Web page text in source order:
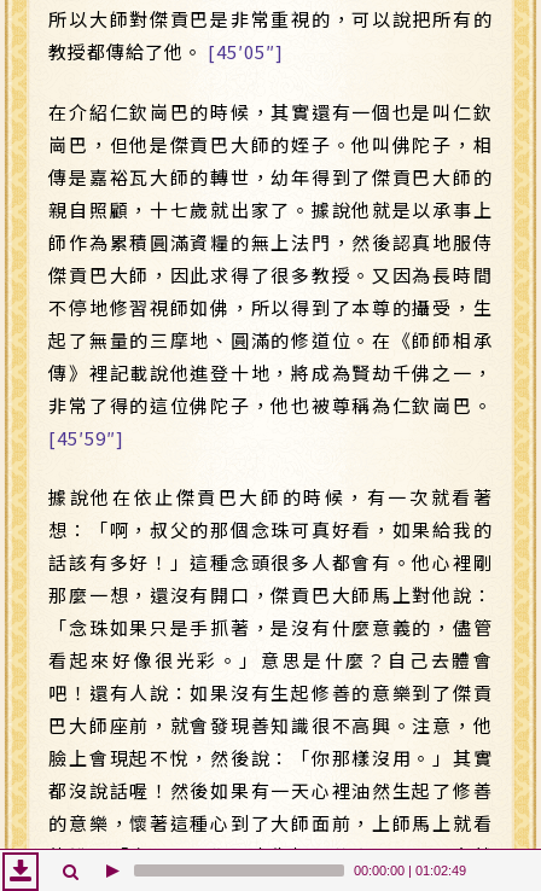
所以大師對傑貢巴是非常重視的，可以說把所有的
教授都傳給了他。 [45′05″]
在介紹仁欽崗巴的時候，其實還有一個也是叫仁欽
崗巴，但他是傑貢巴大師的姪子。他叫佛陀子，相
傳是嘉裕瓦大師的轉世，幼年得到了傑貢巴大師的
親自照顧，十七歲就出家了。據說他就是以承事上
師作為累積圓滿資糧的無上法門，然後認真地服侍
傑貢巴大師，因此求得了很多教授。又因為長時間
不停地修習視師如佛，所以得到了本尊的攝受，生
起了無量的三摩地、圓滿的修道位。在《師師相承
傳》裡記載說他進登十地，將成為賢劫千佛之一，
非常了得的這位佛陀子，他也被尊稱為仁欽崗巴。
[45′59″]
據說他在依止傑貢巴大師的時候，有一次就看著
想：「啊，叔父的那個念珠可真好看，如果給我的
話該有多好！」這種念頭很多人都會有。他心裡剛
那麼一想，還沒有開口，傑貢巴大師馬上對他說：
「念珠如果只是手抓著，是沒有什麼意義的，儘管
看起來好像很光彩。」意思是什麼？自己去體會
吧！還有人說：如果沒有生起修善的意樂到了傑貢
巴大師座前，就會發現善知識很不高興。注意，他
臉上會現起不悅，然後說：「你那樣沒用。」其實
都沒說話喔！然後如果有一天心裡油然生起了修善
的意樂，懷著這種心到了大師面前，上師馬上就看
他說：「今天早晨你心中生起了什麼呀？」馬上就
00:00:00 | 01:02:49